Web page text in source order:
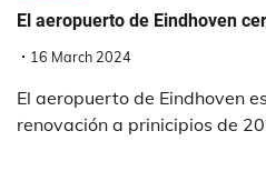
El aeropuerto de Eindhoven
16 March 2024
El aeropuerto de Eindhoven
renovación a prinicipios de